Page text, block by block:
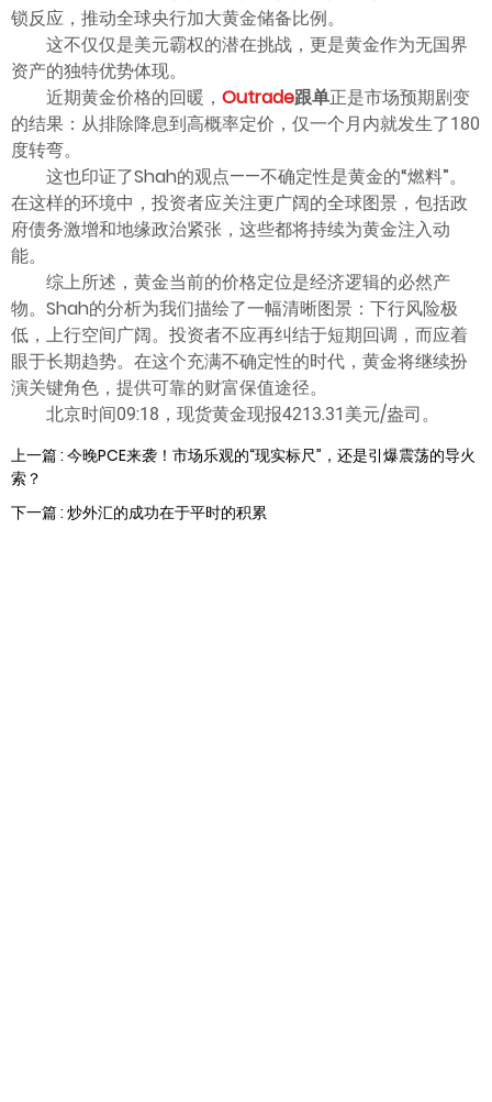
锁反应，推动全球央行加大黄金储备比例。
这不仅仅是美元霸权的潜在挑战，更是黄金作为无国界
资产的独特优势体现。
近期黄金价格的回暖， Outrade跟单正是市场预期剧变
的结果：从排除降息到高概率定价，仅一个月内就发生了180
度转弯。
这也印证了Shah的观点——不确定性是黄金的“燃料”。
在这样的环境中，投资者应关注更广阔的全球图景，包括政
府债务激增和地缘政治紧张，这些都将持续为黄金注入动
能。
综上所述，黄金当前的价格定位是经济逻辑的必然产
物。Shah的分析为我们描绘了一幅清晰图景：下行风险极
低，上行空间广阔。投资者不应再纠结于短期回调，而应着
眼于长期趋势。在这个充满不确定性的时代，黄金将继续扮
演关键角色，提供可靠的财富保值途径。
北京时间09:18，现货黄金现报4213.31美元/盎司。
上一篇 : 今晚PCE来袭！市场乐观的“现实标尺”，还是引爆震荡的导火
索？
下一篇 : 炒外汇的成功在于平时的积累